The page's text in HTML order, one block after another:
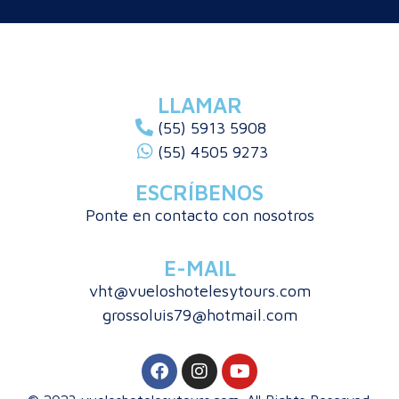
LLAMAR
(55) 5913 5908
(55) 4505 9273
ESCRÍBENOS
Ponte en contacto con nosotros
E-MAIL
vht@vueloshotelesytours.com
grossoluis79@hotmail.com